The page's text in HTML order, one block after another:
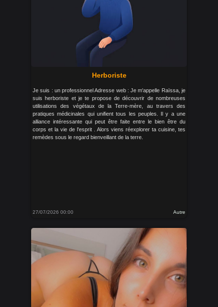
Herboriste
Je suis : un professionnel Adresse web : Je m'appelle Raïssa, je
suis herboriste et je te propose de découvrir de nombreuses
utilisations des végétaux de la Terre-mère, au travers des
pratiques médicinales qui unifient tous les peuples. Il y a une
alliance intéressante qui peut être faite entre le bien être du
corps et la vie de l'esprit . Alors viens réexplorer ta cuisine, tes
remèdes sous le regard bienveillant de la terre.
27/07/2026 00:00 Autre